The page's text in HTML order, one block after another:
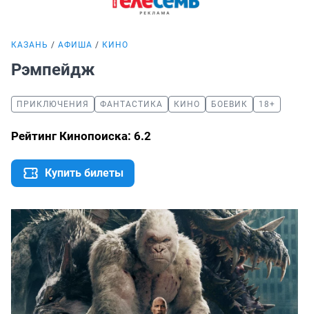
КАЗАНЬ АФИША КИНО
Рэмпейдж
ПРИКЛЮЧЕНИЯ ФАНТАСТИКА КИНО БОЕВИК 18+
Рейтинг Кинопоиска: 6.2
Купить билеты